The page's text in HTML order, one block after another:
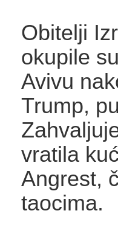
Obitelji
okupile
Avivu
Trump,
vratila
Angrest,
taocima.